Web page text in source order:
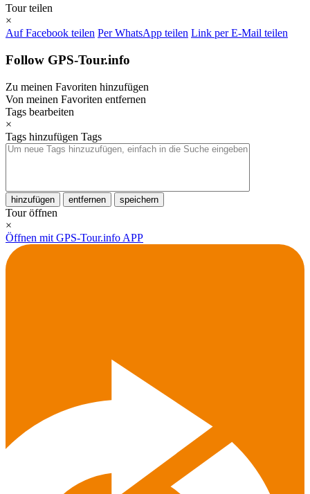
Tour teilen
×
Auf Facebook teilen Per WhatsApp teilen Link per E-Mail teilen
Follow GPS-Tour.info
Zu meinen Favoriten hinzufügen
Von meinen Favoriten entfernen
Tags bearbeiten
×
Tags hinzufügen Tags
hinzufügen entfernen speichern
Tour öffnen
×
Öffnen mit GPS-Tour.info APP